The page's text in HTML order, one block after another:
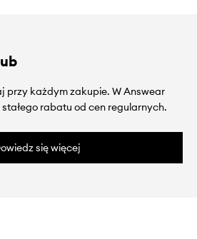
przy każdym zakupie. W Answear
stałego rabatu od cen regularnych.
się więcej